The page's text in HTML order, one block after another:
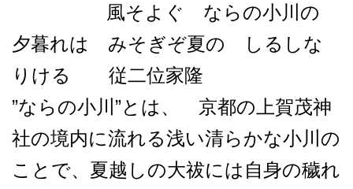
風そよぐ ならの小川の
夕暮れは みそぎぞ夏の しるしな
りける 従二位家隆
”ならの小川”とは、 京都の上賀茂神
社の境内に流れる浅い清らかな小川の
ことで、夏越しの大祓には自身の穢れ